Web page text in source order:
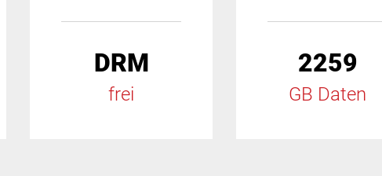
DRM
frei
2259
GB Daten